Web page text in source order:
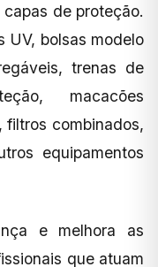
de proteção.
UV, bolsas modelo
trenas de
macacões
filtros combinados,
equipamentos
e melhora as
que atuam